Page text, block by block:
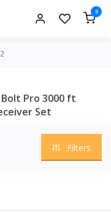
0
Pro 3000 ft
Set
Filters